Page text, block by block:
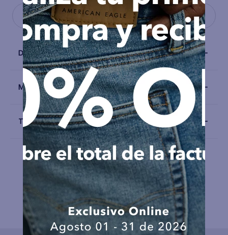
Detalles
Materiales y Cuidado
Talla y Fit
COMPLEMENTA TU LOOK